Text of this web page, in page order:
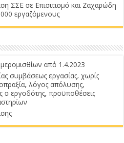
ΣΣΕ σε Επισιτισμό και Ζαχαρώδη
εργαζόμενους
από 1.4.2023
συμβάσεως εργασίας, χωρίς
λόγος απόλυσης,
ο εργοδότης, προϋποθέσεις